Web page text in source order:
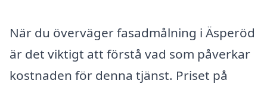
När du överväger fasadmålning i Äsperöd
är det viktigt att förstå vad som påverkar
kostnaden för denna tjänst. Priset på